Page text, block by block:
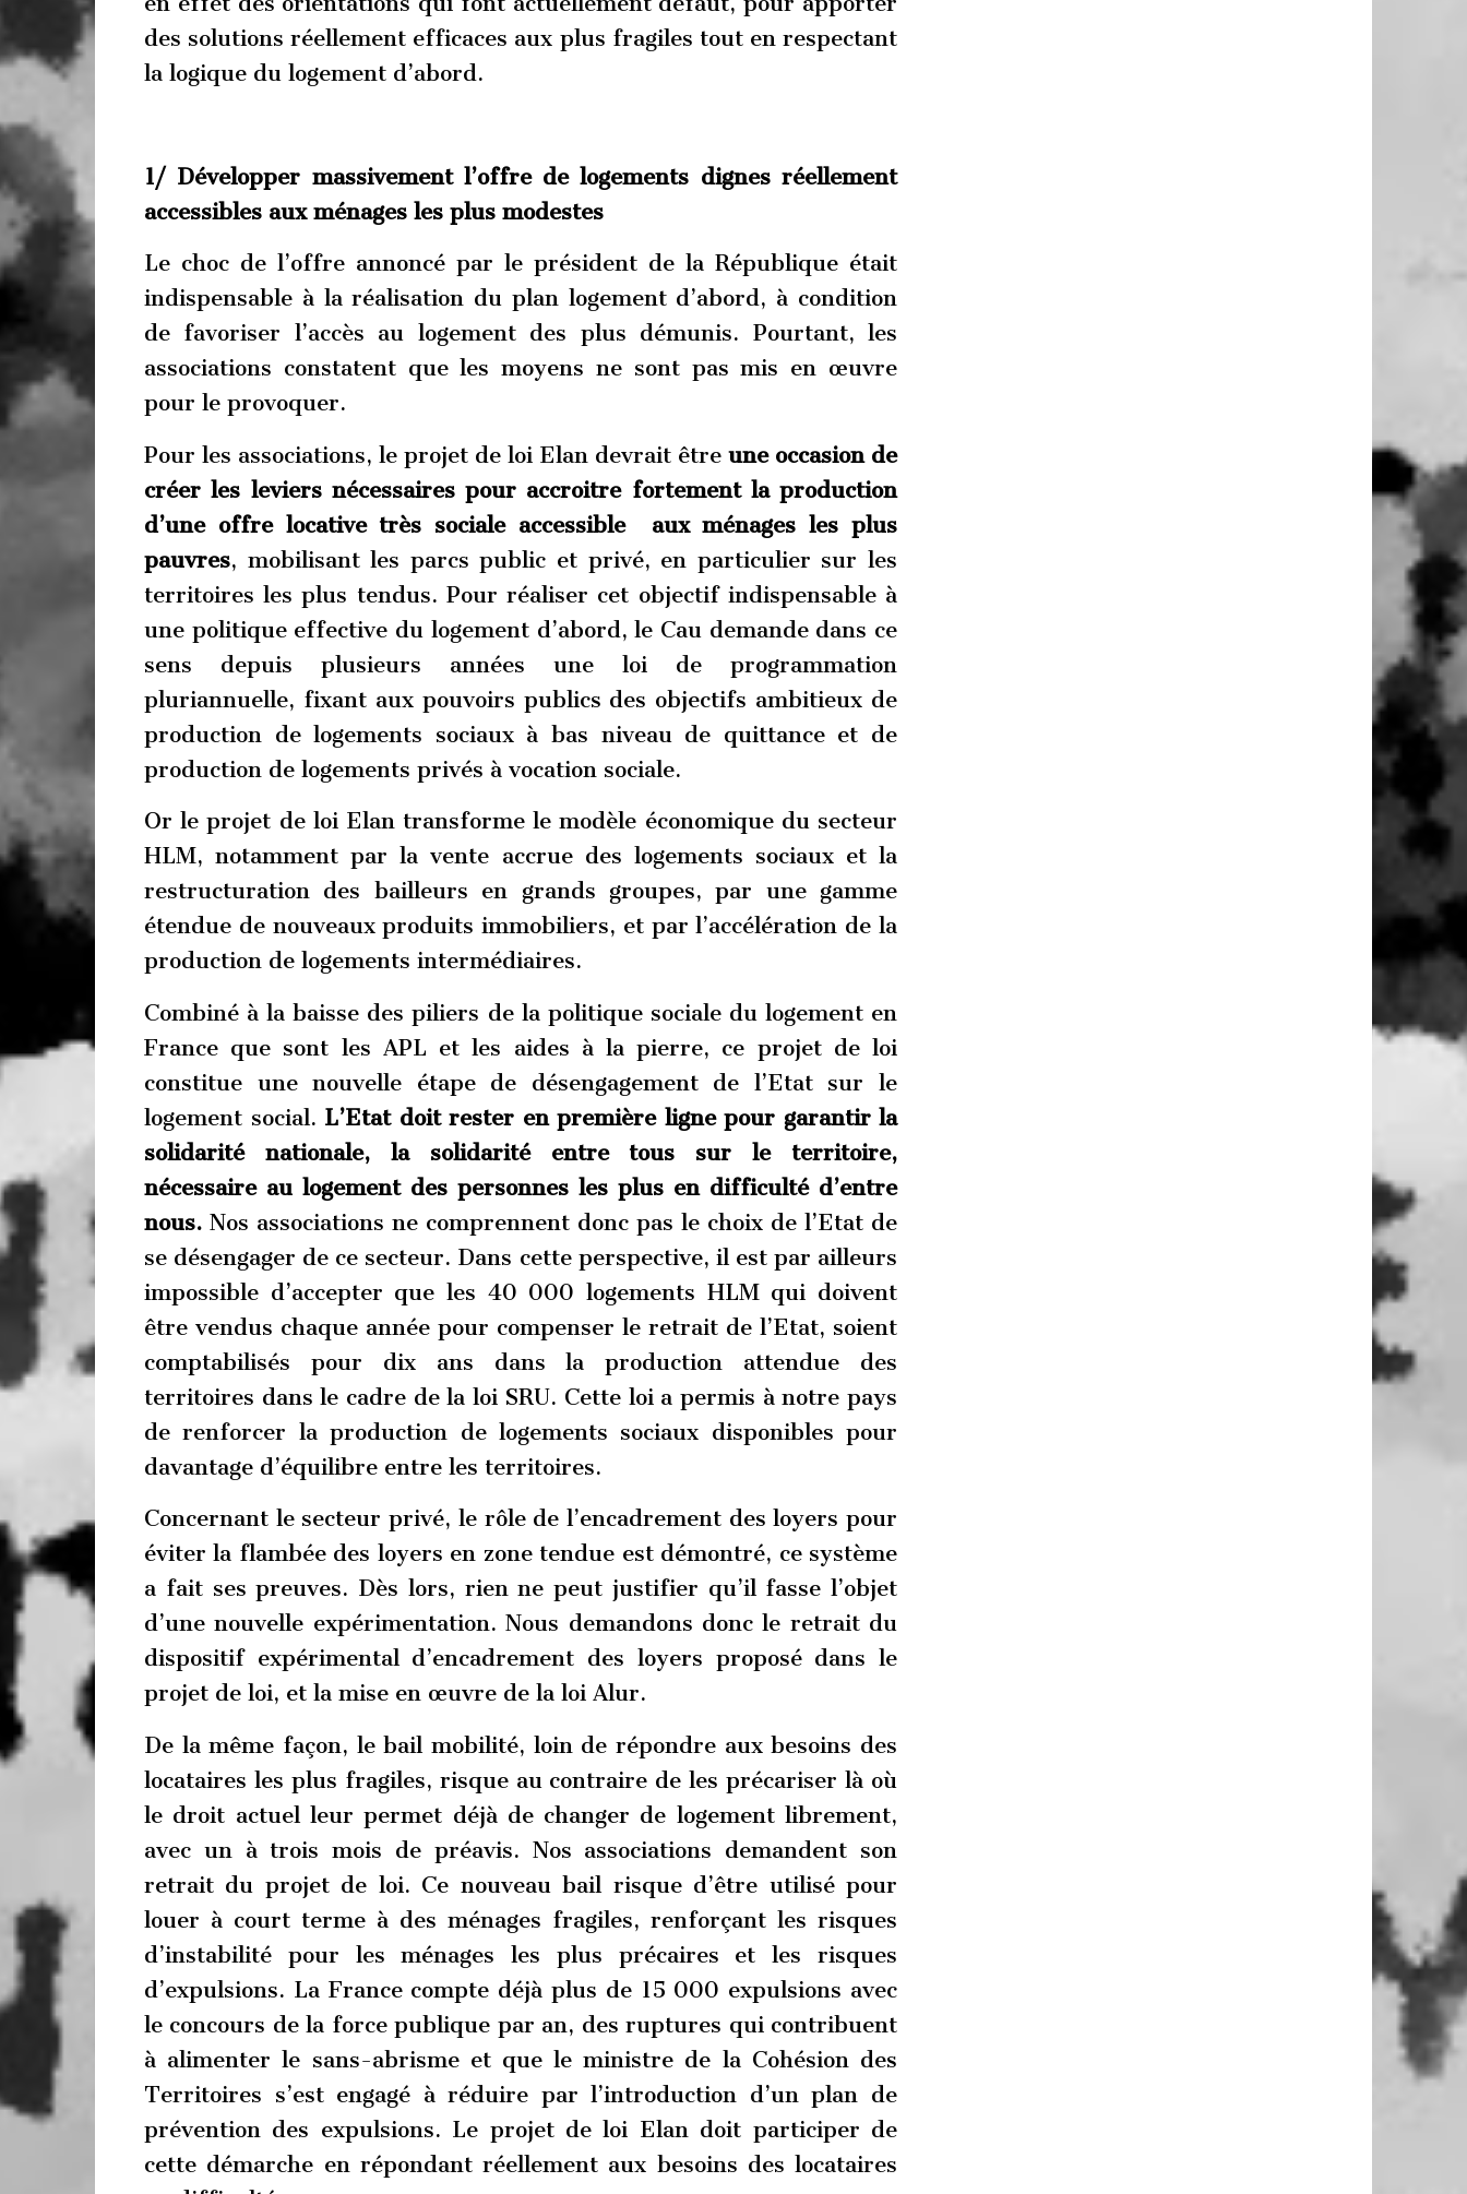
des solutions réellement efficaces aux plus fragiles tout en respectant
la logique du logement d’abord.
1/ Développer massivement l’offre de logements dignes réellement
accessibles aux ménages les plus modestes
Le choc de l’offre annoncé par le président de la République était
indispensable à la réalisation du plan logement d’abord, à condition
de favoriser l’accès au logement des plus démunis. Pourtant, les
associations constatent que les moyens ne sont pas mis en œuvre
pour le provoquer.
Pour les associations, le projet de loi Elan devrait être une occasion de
créer les leviers nécessaires pour accroitre fortement la production
d’une offre locative très sociale accessible aux ménages les plus
pauvres, mobilisant les parcs public et privé, en particulier sur les
territoires les plus tendus. Pour réaliser cet objectif indispensable à
une politique effective du logement d’abord, le Cau demande dans ce
sens depuis plusieurs années une loi de programmation
pluriannuelle, fixant aux pouvoirs publics des objectifs ambitieux de
production de logements sociaux à bas niveau de quittance et de
production de logements privés à vocation sociale.
Or le projet de loi Elan transforme le modèle économique du secteur
HLM, notamment par la vente accrue des logements sociaux et la
restructuration des bailleurs en grands groupes, par une gamme
étendue de nouveaux produits immobiliers, et par l’accélération de la
production de logements intermédiaires.
Combiné à la baisse des piliers de la politique sociale du logement en
France que sont les APL et les aides à la pierre, ce projet de loi
constitue une nouvelle étape de désengagement de l’Etat sur le
logement social. L’Etat doit rester en première ligne pour garantir la
solidarité nationale, la solidarité entre tous sur le territoire,
nécessaire au logement des personnes les plus en difficulté d’entre
nous. Nos associations ne comprennent donc pas le choix de l’Etat de
se désengager de ce secteur. Dans cette perspective, il est par ailleurs
impossible d’accepter que les 40 000 logements HLM qui doivent
être vendus chaque année pour compenser le retrait de l’Etat, soient
comptabilisés pour dix ans dans la production attendue des
territoires dans le cadre de la loi SRU. Cette loi a permis à notre pays
de renforcer la production de logements sociaux disponibles pour
davantage d’équilibre entre les territoires.
Concernant le secteur privé, le rôle de l’encadrement des loyers pour
éviter la flambée des loyers en zone tendue est démontré, ce système
a fait ses preuves. Dès lors, rien ne peut justifier qu’il fasse l’objet
d’une nouvelle expérimentation. Nous demandons donc le retrait du
dispositif expérimental d’encadrement des loyers proposé dans le
projet de loi, et la mise en œuvre de la loi Alur.
De la même façon, le bail mobilité, loin de répondre aux besoins des
locataires les plus fragiles, risque au contraire de les précariser là où
le droit actuel leur permet déjà de changer de logement librement,
avec un à trois mois de préavis. Nos associations demandent son
retrait du projet de loi. Ce nouveau bail risque d’être utilisé pour
louer à court terme à des ménages fragiles, renforçant les risques
d’instabilité pour les ménages les plus précaires et les risques
d’expulsions. La France compte déjà plus de 15 000 expulsions avec
le concours de la force publique par an, des ruptures qui contribuent
à alimenter le sans-abrisme et que le ministre de la Cohésion des
Territoires s’est engagé à réduire par l’introduction d’un plan de
prévention des expulsions. Le projet de loi Elan doit participer de
cette démarche en répondant réellement aux besoins des locataires